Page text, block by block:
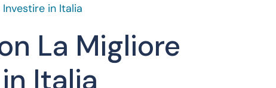
in Italia
La Migliore
Italia